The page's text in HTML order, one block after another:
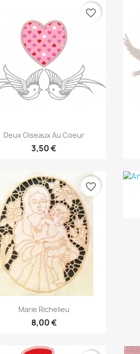
Aperçu rapide
Deux Oiseaux Au Coeur
3,50 €
favorite_border
Aperçu rapide
Marie Richelieu
8,00 €
favorite_border